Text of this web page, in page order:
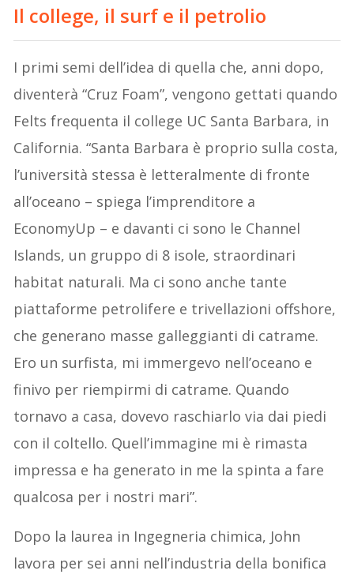
Il college, il surf e il petrolio
I primi semi dell’idea di quella che, anni dopo,
diventerà “Cruz Foam”, vengono gettati quando
Felts frequenta il college UC Santa Barbara, in
California. “Santa Barbara è proprio sulla costa,
l’università stessa è letteralmente di fronte
all’oceano – spiega l’imprenditore a
EconomyUp – e davanti ci sono le Channel
Islands, un gruppo di 8 isole, straordinari
habitat naturali. Ma ci sono anche tante
piattaforme petrolifere e trivellazioni offshore,
che generano masse galleggianti di catrame.
Ero un surfista, mi immergevo nell’oceano e
finivo per riempirmi di catrame. Quando
tornavo a casa, dovevo raschiarlo via dai piedi
con il coltello. Quell’immagine mi è rimasta
impressa e ha generato in me la spinta a fare
qualcosa per i nostri mari”.
Dopo la laurea in Ingegneria chimica, John
lavora per sei anni nell’industria della bonifica